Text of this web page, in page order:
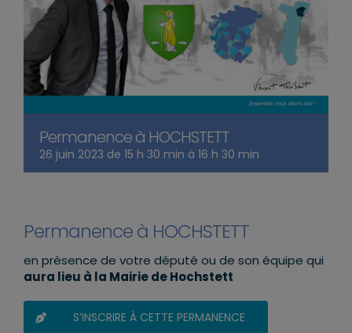
Permanence à HOCHSTETT
26 juin 2023 de 15 h 30 min à 16 h 30 min
Permanence à HOCHSTETT
en présence de votre député ou de son équipe qui
aura lieu à la Mairie de Hochstett
S’INSCRIRE À CETTE PERMANENCE